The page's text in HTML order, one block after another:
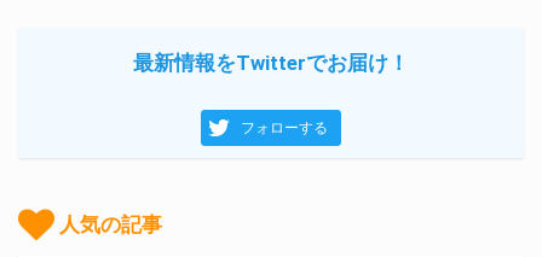
最新情報をTwitterでお届け！
フォローする
人気の記事